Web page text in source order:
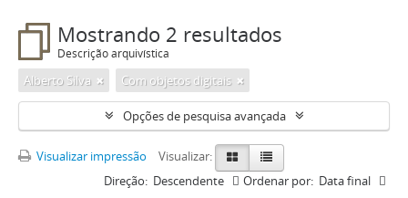
Mostrando 2 resultados
Descrição arquivística
Alberto Silva Com objetos digitais
Opções de pesquisa avançada
Visualizar impressão
Visualizar:
Ordenar por: Data final
Direção: Descendente